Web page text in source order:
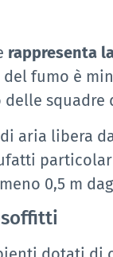
rappresenta
fumo è
squadre
aria libera
0,5 m